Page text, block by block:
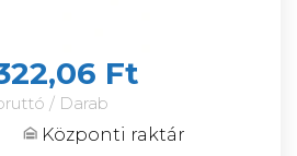
Ft
/ Darab
Központi raktár